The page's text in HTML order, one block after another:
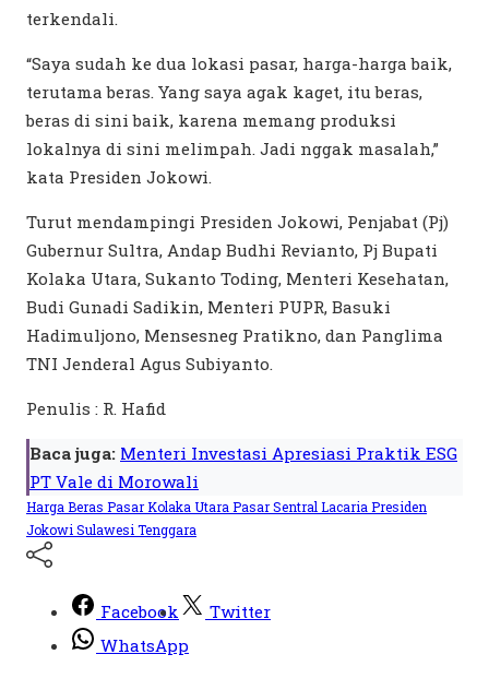
terkendali.
“Saya sudah ke dua lokasi pasar, harga-harga baik,
terutama beras. Yang saya agak kaget, itu beras,
beras di sini baik, karena memang produksi
lokalnya di sini melimpah. Jadi nggak masalah,”
kata Presiden Jokowi.
Turut mendampingi Presiden Jokowi, Penjabat (Pj)
Gubernur Sultra, Andap Budhi Revianto, Pj Bupati
Kolaka Utara, Sukanto Toding, Menteri Kesehatan,
Budi Gunadi Sadikin, Menteri PUPR, Basuki
Hadimuljono, Mensesneg Pratikno, dan Panglima
TNI Jenderal Agus Subiyanto.
Penulis : R. Hafid
Baca juga: Menteri Investasi Apresiasi Praktik ESG
PT Vale di Morowali
Harga Beras Pasar Kolaka UtaraPasar Sentral LacariaPresiden
JokowiSulawesi Tenggara
Facebook
Twitter
WhatsApp